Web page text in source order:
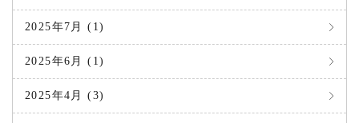
2025年7月 (1)
2025年6月 (1)
2025年4月 (3)